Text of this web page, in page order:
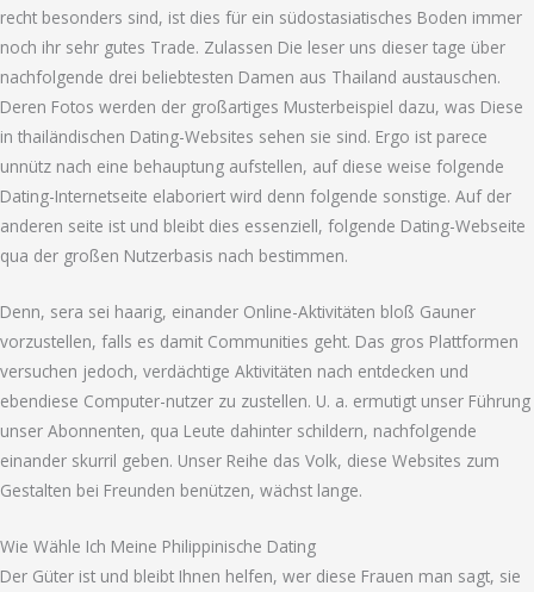
recht besonders sind, ist dies für ein südostasiatisches Boden immer
noch ihr sehr gutes Trade. Zulassen Die leser uns dieser tage über
nachfolgende drei beliebtesten Damen aus Thailand austauschen.
Deren Fotos werden der großartiges Musterbeispiel dazu, was Diese
in thailändischen Dating-Websites sehen sie sind. Ergo ist parece
unnütz nach eine behauptung aufstellen, auf diese weise folgende
Dating-Internetseite elaboriert wird denn folgende sonstige. Auf der
anderen seite ist und bleibt dies essenziell, folgende Dating-Webseite
qua der großen Nutzerbasis nach bestimmen.
Denn, sera sei haarig, einander Online-Aktivitäten bloß Gauner
vorzustellen, falls es damit Communities geht. Das gros Plattformen
versuchen jedoch, verdächtige Aktivitäten nach entdecken und
ebendiese Computer-nutzer zu zustellen. U. a. ermutigt unser Führung
unser Abonnenten, qua Leute dahinter schildern, nachfolgende
einander skurril geben. Unser Reihe das Volk, diese Websites zum
Gestalten bei Freunden benützen, wächst lange.
Wie Wähle Ich Meine Philippinische Dating
Der Güter ist und bleibt Ihnen helfen, wer diese Frauen man sagt, sie